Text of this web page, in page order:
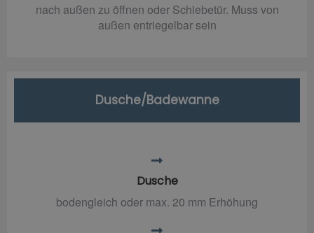
nach außen zu öffnen oder Schiebetür. Muss von
außen entriegelbar sein
Dusche/Badewanne
Dusche
bodengleich oder max. 20 mm Erhöhung